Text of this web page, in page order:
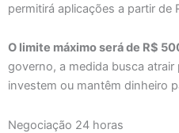
permitirá aplicações a partir de
O limite máximo será de R$
governo, a medida busca
investem ou mantêm dinheiro
Negociação 24 horas